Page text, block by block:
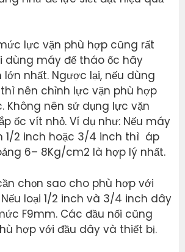
lực vặn phù hợp cũng rất
dùng máy để tháo ốc hãy
nhất. Ngược lại, nếu dùng
nên chỉnh lực vặn phù hợp
Không nên sử dụng lực vặn
ốc vít nhỏ. Ví dụ như: Nếu máy
1/2 inch hoặc 3/4 inch thì áp
6– 8Kg/cm2 là hợp lý nhất.
chọn sao cho phù hợp với
loại 1/2 inch và 3/4 inch dây
F9mm. Các đầu nối cũng
hợp với đầu dây và thiết bị.